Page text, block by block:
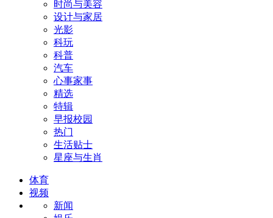
时尚与美容
设计与家居
光影
科玩
科普
汽车
心事家事
精选
特辑
早报校园
热门
生活贴士
星座与生肖
体育
视频
新闻